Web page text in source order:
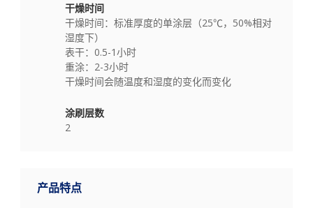
干燥时间
干燥时间：标准厚度的单涂层（25℃，50%相对
湿度下）
表干：0.5-1小时
重涂：2-3小时
干燥时间会随温度和湿度的变化而变化
涂刷层数
2
产品特点